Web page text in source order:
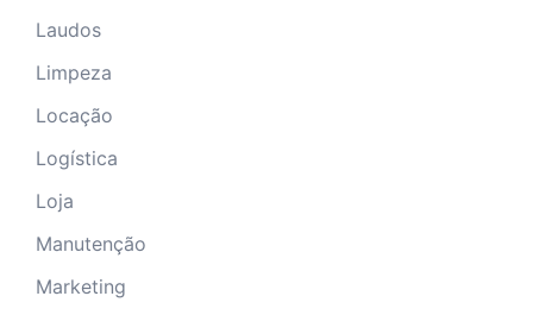
Laudos
Limpeza
Locação
Logística
Loja
Manutenção
Marketing